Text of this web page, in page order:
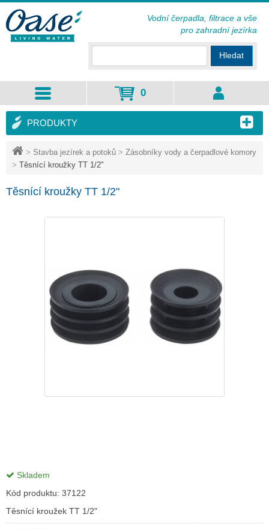
> Stavba jezírek a potoků > Zásobníky vody a čerpadlové komory
> Těsnící kroužky TT 1/2"
Těsnící kroužky TT 1/2"
Skladem
Kód produktu: 37122
Těsnící kroužek TT 1/2"
PRODUKTY
Hledat
0
Vodní čerpadla, filtrace a vše
pro zahradní jezírka